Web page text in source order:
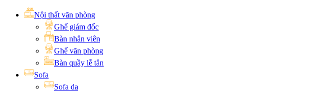
Nội thất văn phòng
Ghế giám đốc
Bàn nhân viên
Ghế văn phòng
Bàn quầy lễ tân
Sofa
Sofa da